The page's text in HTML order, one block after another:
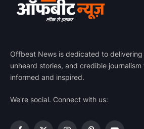
Offbeat News is dedicated to delivering
unheard stories, and credible
informed and inspired.
We're social. Connect with us: